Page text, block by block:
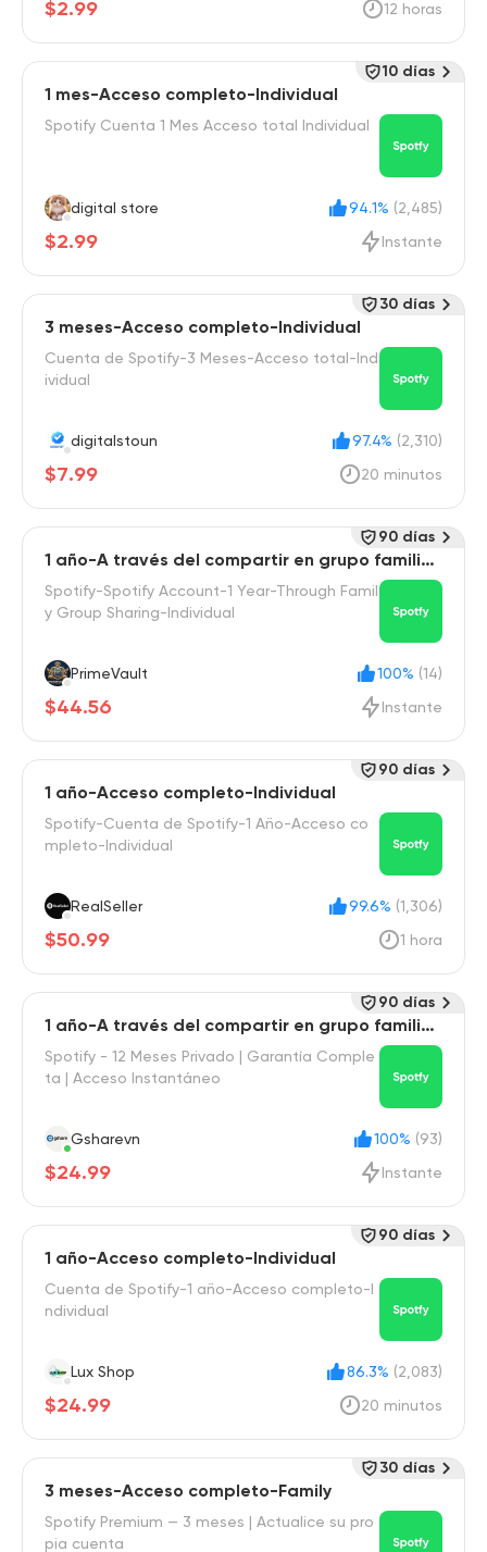
$2.99 12 horas
1 mes-Acceso completo-Individual
Spotify Cuenta 1 Mes Acceso total Individual
digital store 94.1% (2,485)
$2.99 Instante
10 días
3 meses-Acceso completo-Individual
Cuenta de Spotify-3 Meses-Acceso total-Ind
ividual
digitalstoun 97.4% (2,310)
$7.99 20 minutos
30 días
1 año-A través del compartir en grupo familiar
-Individual
Spotify-Spotify Account-1 Year-Through Famil
y Group Sharing-Individual
PrimeVault 100% (14)
$44.56 Instante
90 días
1 año-Acceso completo-Individual
Spotify-Cuenta de Spotify-1 Año-Acceso co
mpleto-Individual
RealSeller 99.6% (1,306)
$50.99 1 hora
90 días
1 año-A través del compartir en grupo familiar
-Individual
Spotify - 12 Meses Privado | Garantía Comple
ta | Acceso Instantáneo
Gsharevn 100% (93)
$24.99 Instante
90 días
1 año-Acceso completo-Individual
Cuenta de Spotify-1 año-Acceso completo-I
ndividual
Lux Shop 86.3% (2,083)
$24.99 20 minutos
90 días
3 meses-Acceso completo-Family
Spotify Premium — 3 meses | Actualice su pro
pia cuenta
30 días